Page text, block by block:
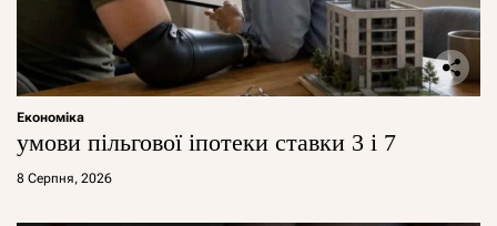
Економіка
умови пільгової іпотеки ставки 3 і 7
8 Серпня, 2026